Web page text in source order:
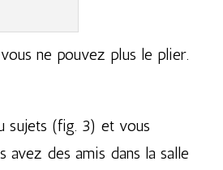
ne pouvez plus le plier.
sujets (fig. 3) et vous
avez des amis dans la salle